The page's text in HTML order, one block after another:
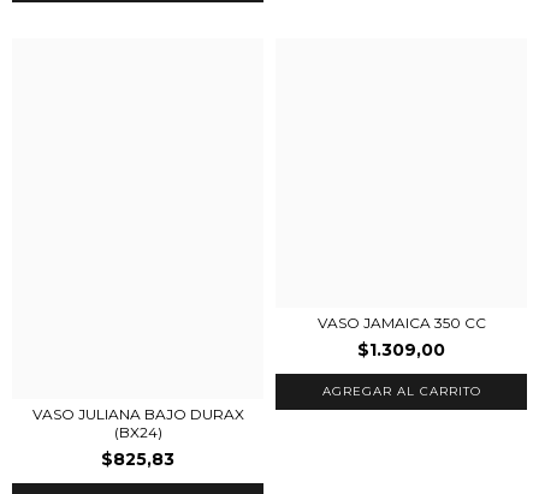
VASO JULIANA BAJO DURAX
(BX24)
$825,83
VASO JAMAICA 350 CC
$1.309,00